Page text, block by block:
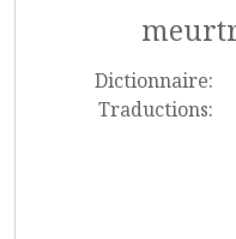
Dictionnaire:
Traductions: